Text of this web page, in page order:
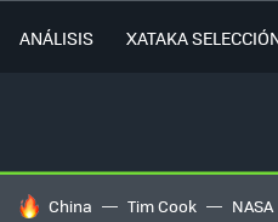
ANÁLISIS XATAKA
HOY SE HABLA DE
China Tim Cook NASA